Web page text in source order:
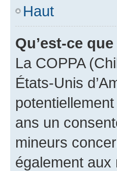
Haut
Qu’est-ce
La COPPA
États-Unis
ans un
mineurs
également